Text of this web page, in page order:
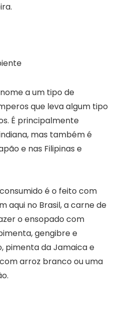
a um tipo de
que leva algum tipo
É principalmente
mas também é
e nas Filipinas e
é o feito com
aqui no Brasil, a carne de
o ensopado com
gengibre e
pimenta da Jamaica e
arroz branco ou uma